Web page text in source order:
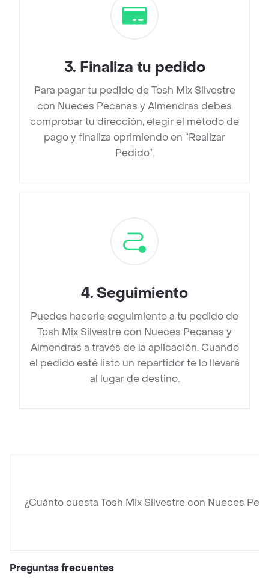
3. Finaliza tu pedido
Para pagar tu pedido de Tosh Mix Silvestre
con Nueces Pecanas y Almendras debes
comprobar tu dirección, elegir el método de
pago y finaliza oprimiendo en “Realizar
Pedido”.
4. Seguimiento
Puedes hacerle seguimiento a tu pedido de
Tosh Mix Silvestre con Nueces Pecanas y
Almendras a través de la aplicación. Cuando
el pedido esté listo un repartidor te lo llevará
al lugar de destino.
¿Cuánto cuesta Tosh Mix Silvestre con Nueces
Preguntas frecuentes